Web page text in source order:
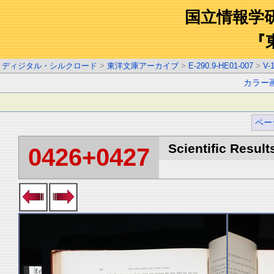
国立情報学
『
ディジタル・シルクロード > 東洋文庫アーカイブ > E-290.9-HE01-007 > V-1
カラー
ペー
0426+0427 Scientific